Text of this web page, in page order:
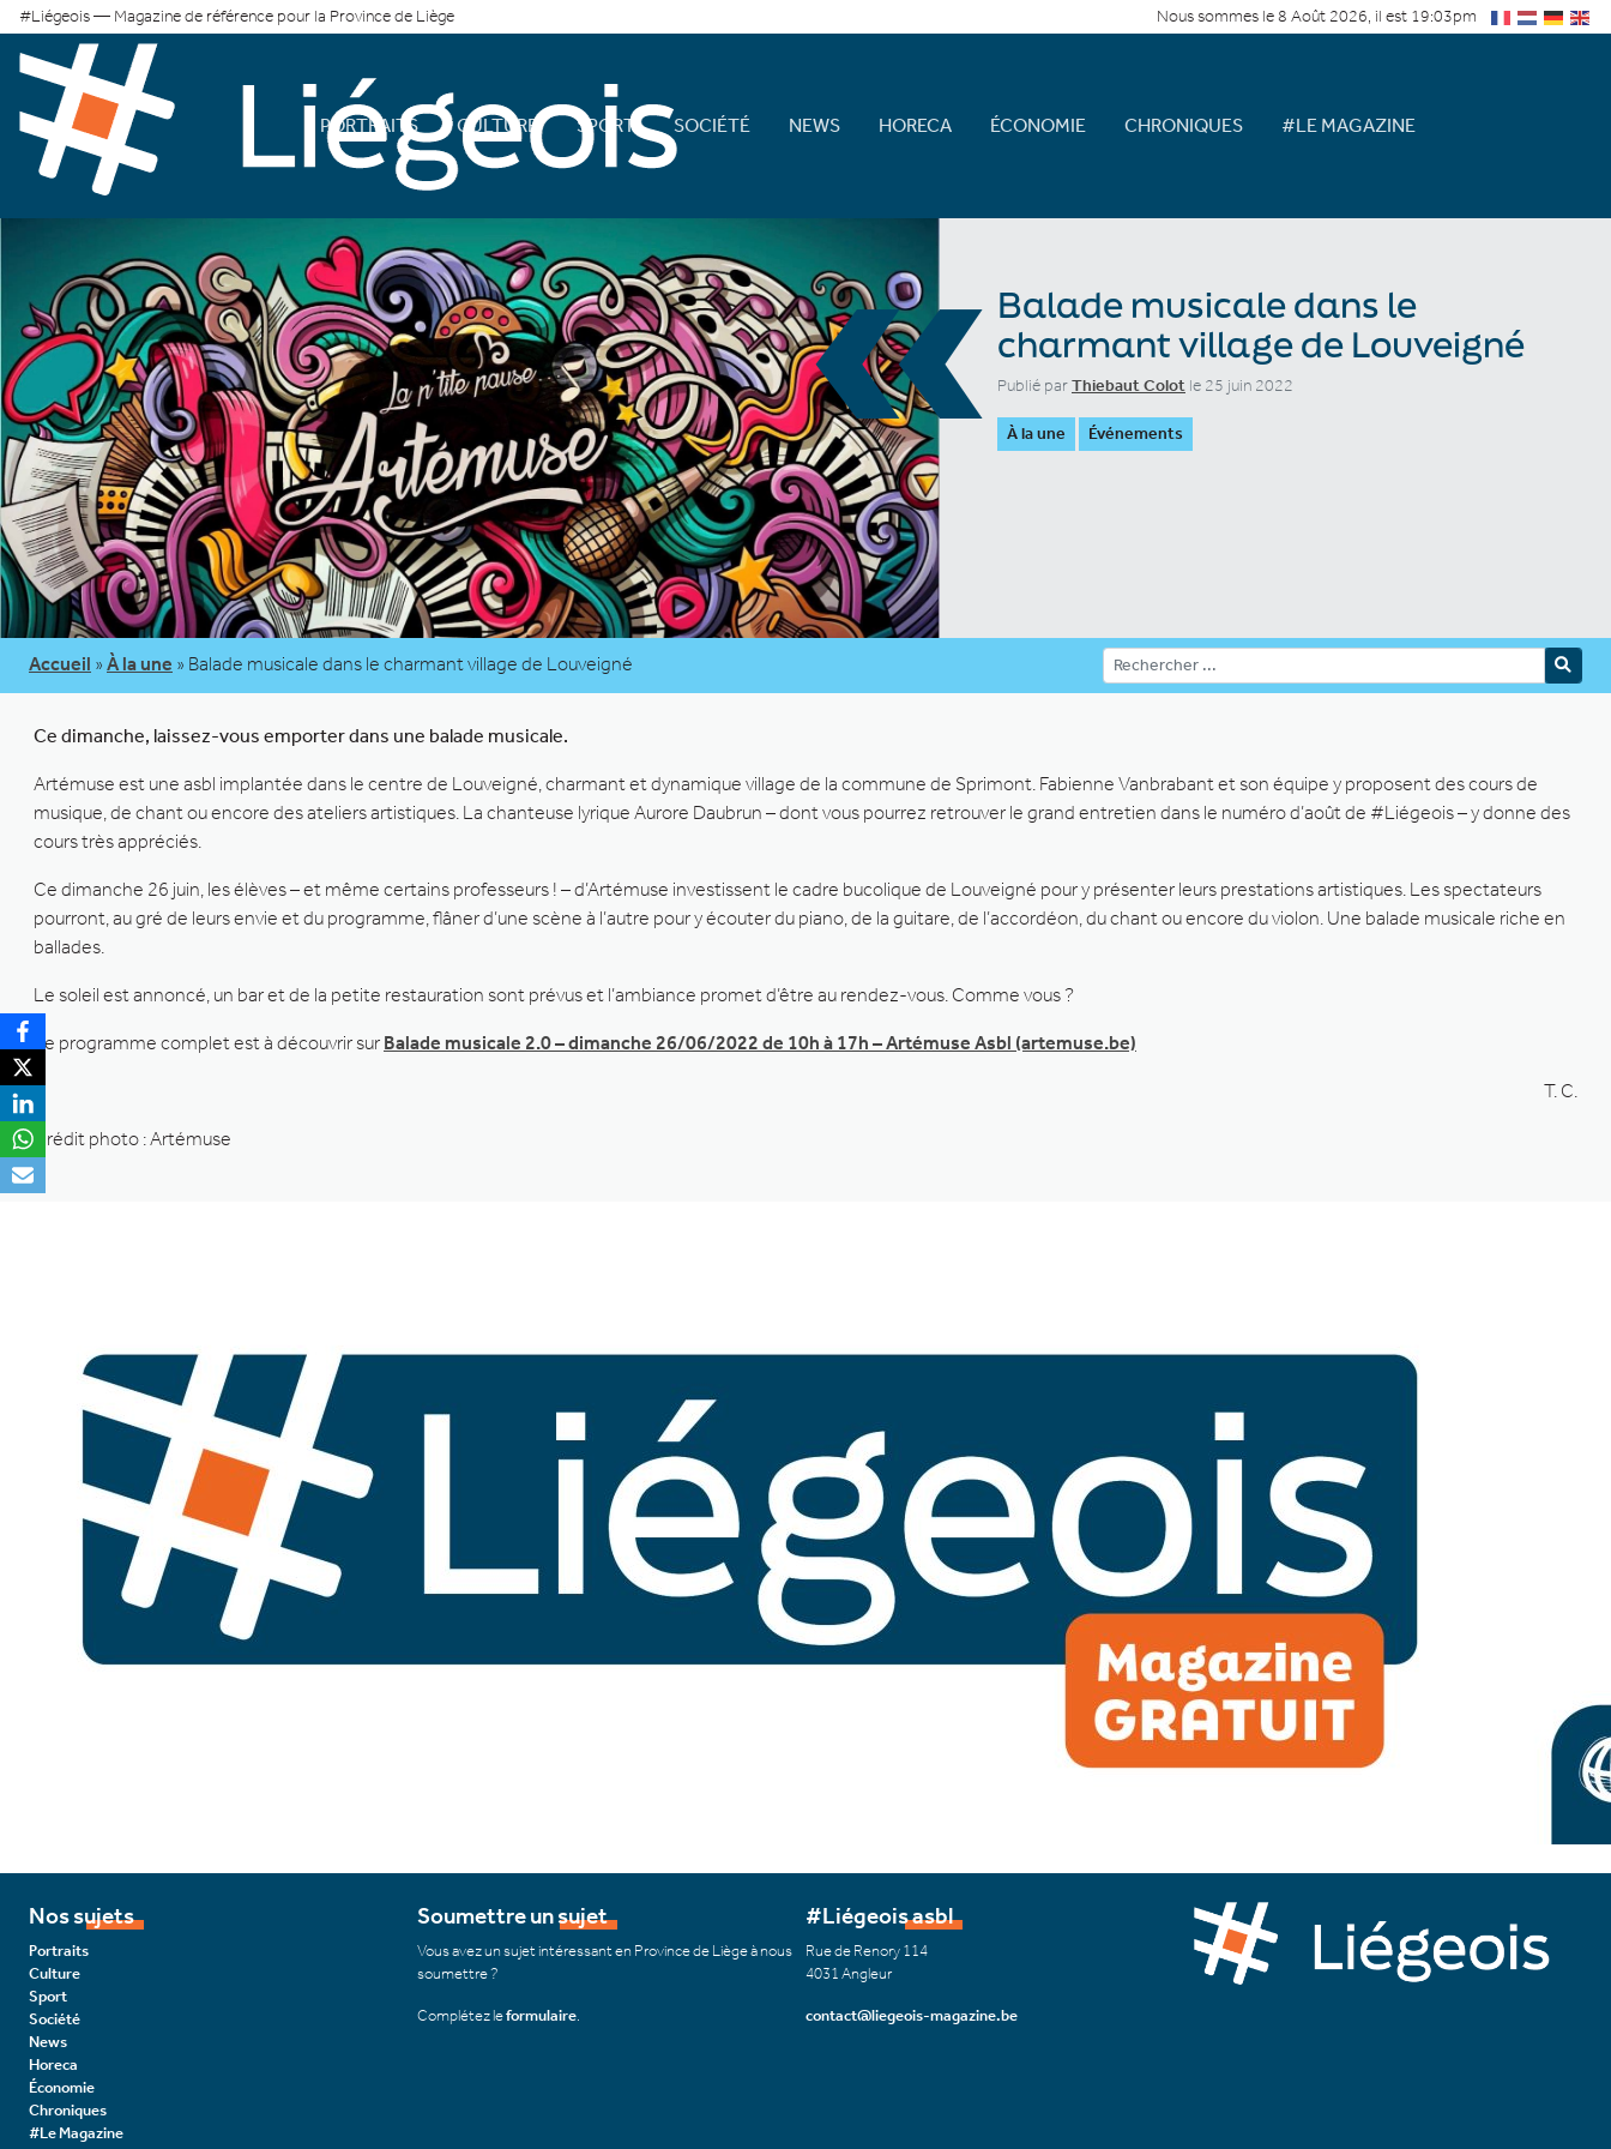
#Liégeois — Magazine de référence pour la Province de Liège Nous sommes le 8 Août 2026, il est 19:03pm
PORTRAITS CULTURE SPORT SOCIÉTÉ NEWS HORECA ÉCONOMIE CHRONIQUES #LE MAGAZINE
«Balade musicale dans le
charmant village de Louveigné
Publié parThiebaut Colot le 25 juin 2022
À la une Événements
Accueil » À la une » Balade musicale dans le charmant village de Louveigné
Ce dimanche, laissez-vous emporter dans une balade musicale.
Artémuse est une asbl implantée dans le centre de Louveigné, charmant et dynamique village de la commune de Sprimont. Fabienne Vanbrabant et son équipe y proposent des cours de
musique, de chant ou encore des ateliers artistiques. La chanteuse lyrique Aurore Daubrun – dont vous pourrez retrouver le grand entretien dans le numéro d’août de #Liégeois – y donne des
cours très appréciés.
Ce dimanche 26 juin, les élèves – et même certains professeurs ! – d’Artémuse investissent le cadre bucolique de Louveigné pour y présenter leurs prestations artistiques. Les spectateurs
pourront, au gré de leurs envie et du programme, flâner d’une scène à l’autre pour y écouter du piano, de la guitare, de l’accordéon, du chant ou encore du violon. Une balade musicale riche en
ballades.
Le soleil est annoncé, un bar et de la petite restauration sont prévus et l’ambiance promet d’être au rendez-vous. Comme vous ?
Le programme complet est à découvrir sur Balade musicale 2.0 – dimanche 26/06/2022 de 10h à 17h – Artémuse Asbl (artemuse.be)
T. C.
Crédit photo : Artémuse
Nos sujets
Portraits
Culture
Sport
Société
News
Horeca
Économie
Chroniques
#Le Magazine
Soumettre un sujet
Vous avez un sujet intéressant en Province de Liège à nous
soumettre ?
Complétez leformulaire
#Liégeois asbl
Rue de Renory 114
4031 Angleur
contact@liegeois-magazine.be